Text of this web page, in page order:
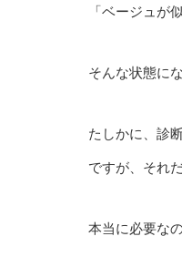
「ベージュが
そんな状態に
たしかに、診
ですが、それ
本当に必要なの